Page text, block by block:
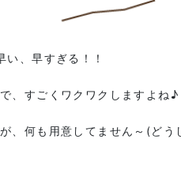
、早すぎる！！
、すごくワクワクしますよね♪
、何も用意してません～(どう